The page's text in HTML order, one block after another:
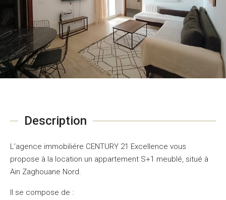
Description
L’agence immobiliére CENTURY 21 Excellence vous
propose à la location un appartement S+1 meublé, situé à
Ain Zaghouane Nord.
Il se compose de :